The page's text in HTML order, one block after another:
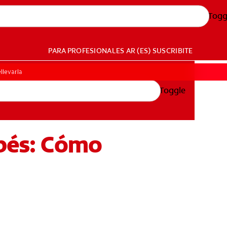
PARA PROFESIONALES AR (ES) SUSCRIBITE
Toggle
Cómo